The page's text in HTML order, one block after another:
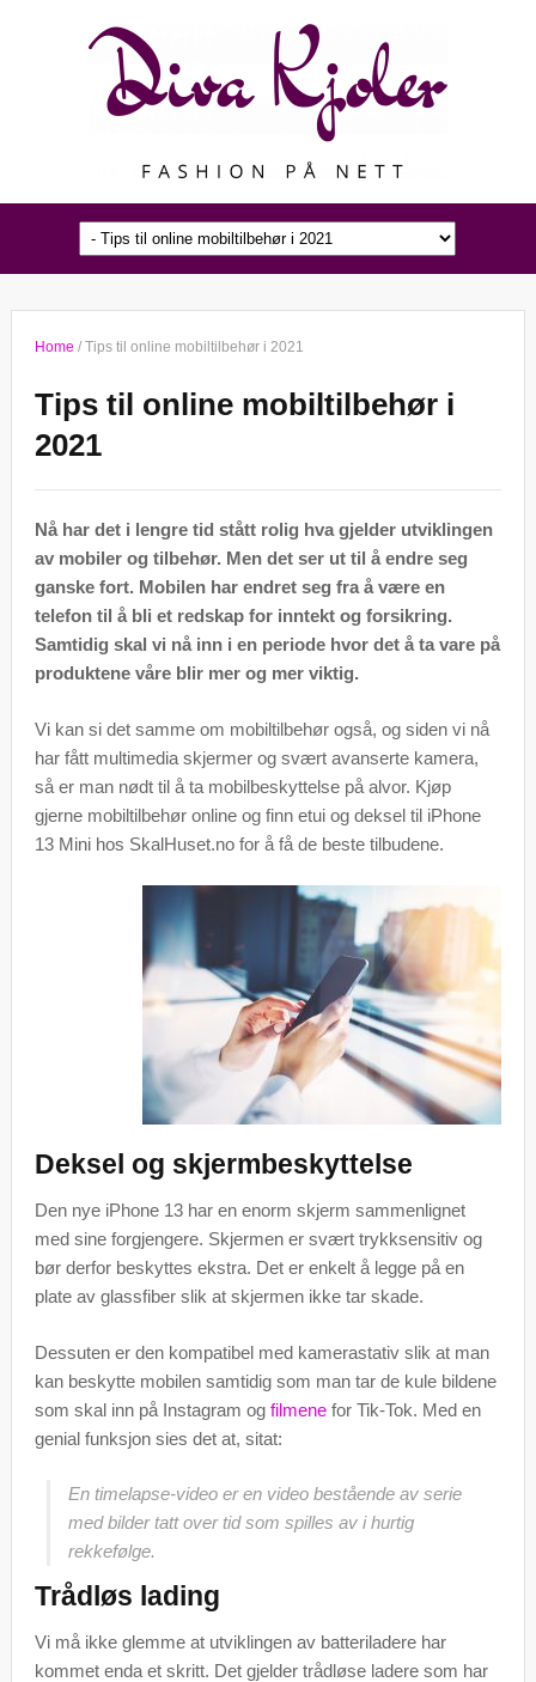
Home / Tips til online mobiltilbehør i 2021
Tips til online mobiltilbehør i
2021
Nå har det i lengre tid stått rolig hva gjelder utviklingen
av mobiler og tilbehør. Men det ser ut til å endre seg
ganske fort. Mobilen har endret seg fra å være en
telefon til å bli et redskap for inntekt og forsikring.
Samtidig skal vi nå inn i en periode hvor det å ta vare på
produktene våre blir mer og mer viktig.
Vi kan si det samme om mobiltilbehør også, og siden vi nå
har fått multimedia skjermer og svært avanserte kamera,
så er man nødt til å ta mobilbeskyttelse på alvor. Kjøp
gjerne mobiltilbehør online og finn etui og deksel til iPhone
13 Mini hos SkalHuset.no for å få de beste tilbudene.
Deksel og skjermbeskyttelse
Den nye iPhone 13 har en enorm skjerm sammenlignet
med sine forgjengere. Skjermen er svært trykksensitiv og
bør derfor beskyttes ekstra. Det er enkelt å legge på en
plate av glassfiber slik at skjermen ikke tar skade.
Dessuten er den kompatibel med kamerastativ slik at man
kan beskytte mobilen samtidig som man tar de kule bildene
som skal inn på Instagram og filmenefor Tik-Tok. Med en
genial funksjon sies det at, sitat:
En timelapse-video er en video bestående av serie
med bilder tatt over tid som spilles av i hurtig
rekkefølge.
Trådløs lading
Vi må ikke glemme at utviklingen av batteriladere har
kommet enda et skritt. Det gjelder trådløse ladere som har